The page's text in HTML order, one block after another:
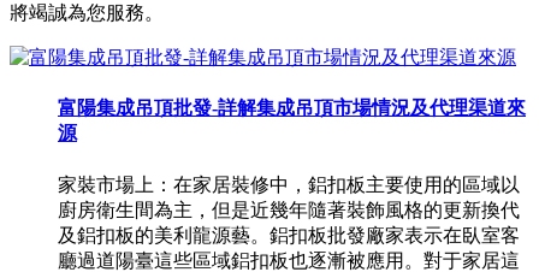
將竭誠為您服務。
富陽集成吊頂批發-詳解集成吊頂市場情況及代理渠道來
源
家裝市場上：在家居裝修中，鋁扣板主要使用的區域以
廚房衛生間為主，但是近幾年隨著裝飾風格的更新換代
及鋁扣板的美利龍源藝。鋁扣板批發廠家表示在臥室客
廳過道陽臺這些區域鋁扣板也逐漸被應用。對于家居這